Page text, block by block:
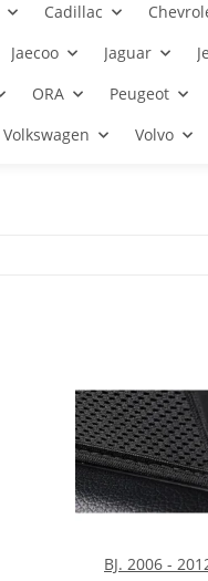
Cadillac
Jaecoo Jaguar
ORA Peugeot
Volkswagen Volvo
BJ. 2006 -